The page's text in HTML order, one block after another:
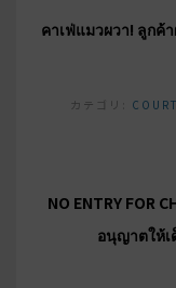
คาเฟ่แมวผวา! ลูกค้
カテゴリ:
NO ENTRY FOR
อนุญาตให้เ